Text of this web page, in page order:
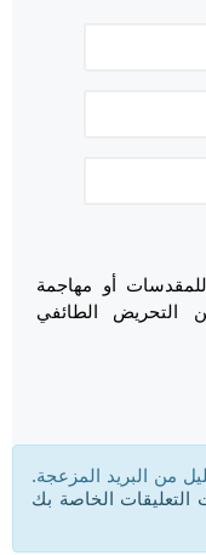
أو مهاجمة
عن التحريض الطائفي
من البريد المزعجة.
التعليقات الخاصة بك